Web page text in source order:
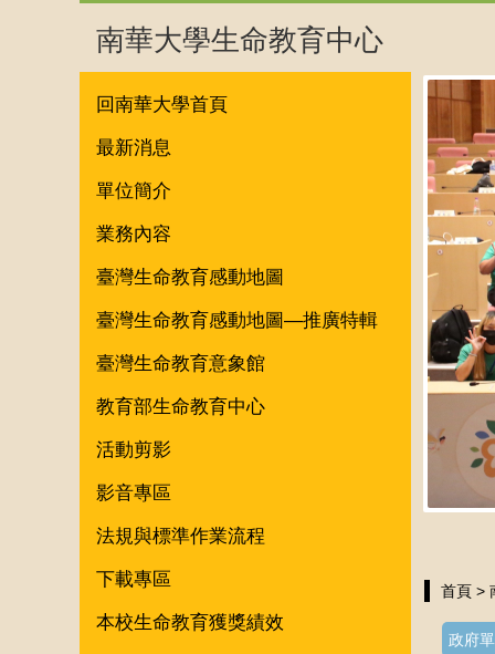
南華大學生命教育中心
回南華大學首頁
最新消息
單位簡介
業務內容
臺灣生命教育感動地圖
臺灣生命教育感動地圖—推廣特輯
臺灣生命教育意象館
教育部生命教育中心
活動剪影
影音專區
法規與標準作業流程
下載專區
本校生命教育獲獎績效
首頁 >
政府